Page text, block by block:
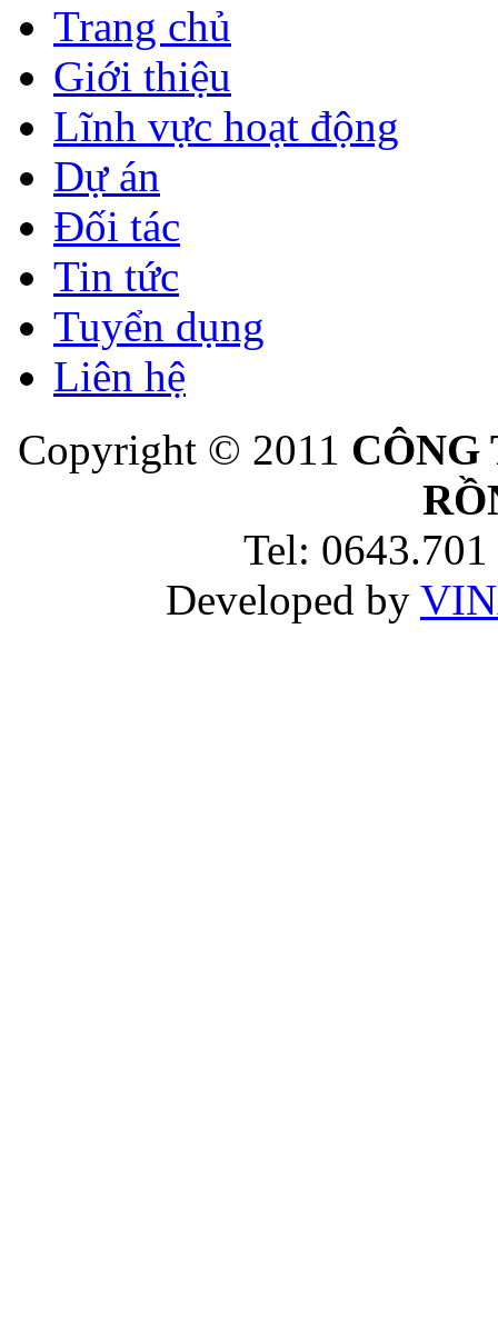
Trang chủ
Giới thiệu
Lĩnh vực hoạt động
Dự án
Đối tác
Tin tức
Tuyển dụng
Liên hệ
Copyright © 2011 CÔNG
Tel:
Developed by